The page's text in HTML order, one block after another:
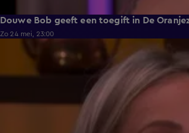
Douwe Bob geeft een toegift in De
Zo 24 mei, 23:00